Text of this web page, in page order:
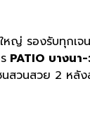
หญ่ รองรับทุกเจ
PATIO บางน
สวนสวย 2 หลัง